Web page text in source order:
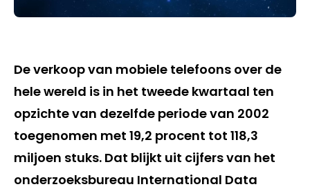
De verkoop van mobiele telefoons over de
hele wereld is in het tweede kwartaal ten
opzichte van dezelfde periode van 2002
toegenomen met 19,2 procent tot 118,3
miljoen stuks. Dat blijkt uit cijfers van het
onderzoeksbureau International Data